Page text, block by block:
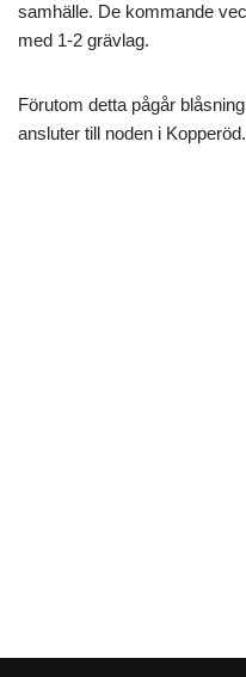
samhälle. De kommande
med 1-2 grävlag.
Förutom detta pågår
ansluter till noden i Kopperöd.